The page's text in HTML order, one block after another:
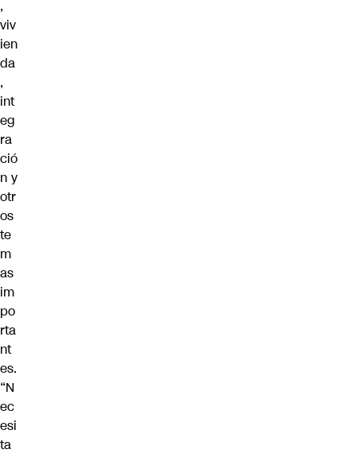
,
viv
ien
da
,
int
eg
ra
ció
n y
otr
os
te
m
as
im
po
rta
nt
es.
“N
ec
esi
ta